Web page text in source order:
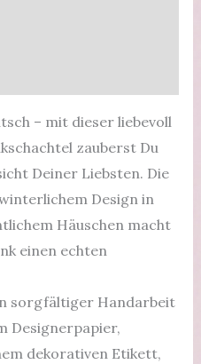
– mit dieser liebevoll
zauberst Du
Deiner Liebsten. Die
Design in
Häuschen macht
einen echten
sorgfältiger Handarbeit
Designerpapier,
dekorativen Etikett,